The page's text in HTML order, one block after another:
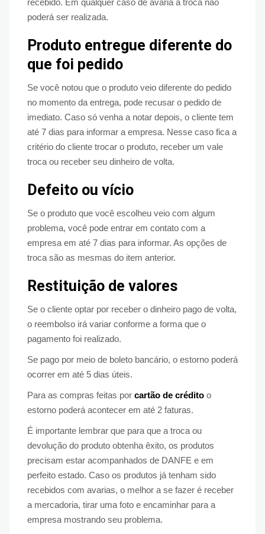
poderá ser realizada.
Produto entregue diferente do
que foi pedido
Se você notou que o produto veio diferente do pedido
no momento da entrega, pode recusar o pedido de
imediato. Caso só venha a notar depois, o cliente tem
até 7 dias para informar a empresa. Nesse caso fica a
critério do cliente trocar o produto, receber um vale
troca ou receber seu dinheiro de volta.
Defeito ou vício
Se o produto que você escolheu veio com algum
problema, você pode entrar em contato com a
empresa em até 7 dias para informar. As opções de
troca são as mesmas do item anterior.
Restituição de valores
Se o cliente optar por receber o dinheiro pago de volta,
o reembolso irá variar conforme a forma que o
pagamento foi realizado.
Se pago por meio de boleto bancário, o estorno poderá
ocorrer em até 5 dias úteis.
Para as compras feitas por cartão de crédito o
estorno poderá acontecer em até 2 faturas.
É importante lembrar que para que a troca ou
devolução do produto obtenha êxito, os produtos
precisam estar acompanhados de DANFE e em
perfeito estado. Caso os produtos já tenham sido
recebidos com avarias, o melhor a se fazer é receber
a mercadoria, tirar uma foto e encaminhar para a
empresa mostrando seu problema.